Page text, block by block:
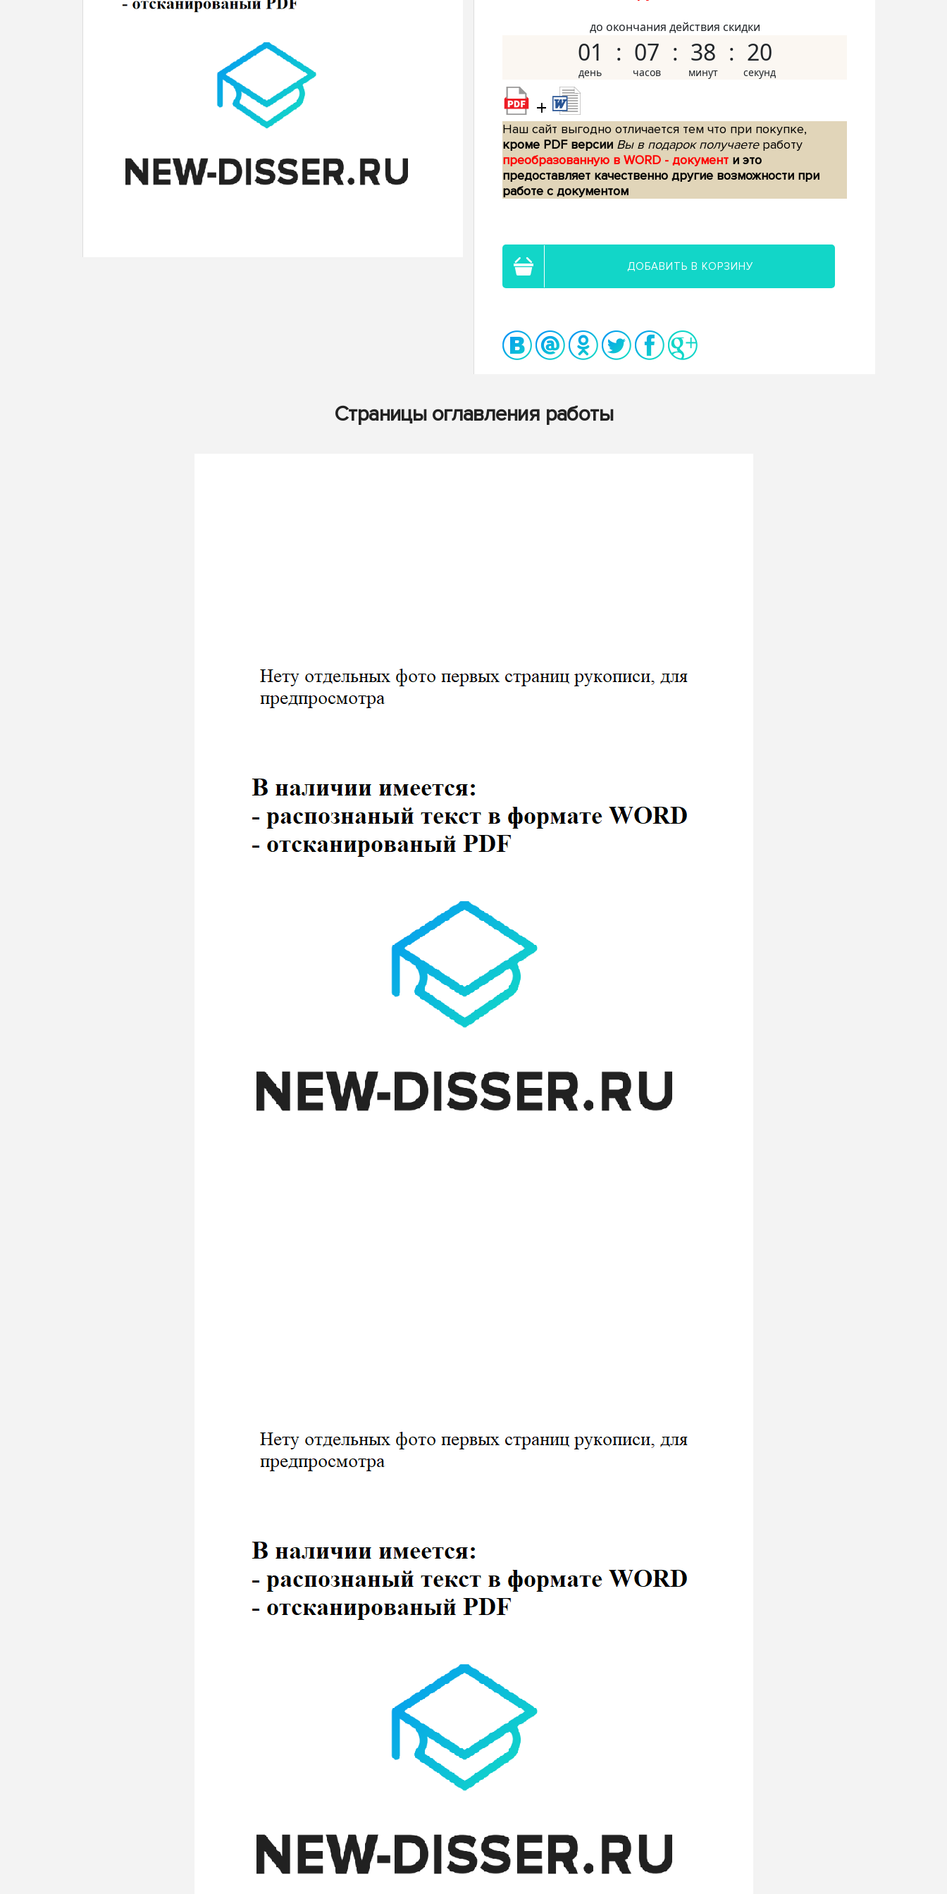
до окончания действия скидки
01 07 38 19
+
Наш сайт выгодно отличается тем что при покупке,
кроме PDF версии Вы в подарок получаетеработу
преобразованную в WORD - документ и это
предоставляет качественно другие возможности при
работе с документом
ДОБАВИТЬ В КОРЗИНУ
Страницы оглавления работы